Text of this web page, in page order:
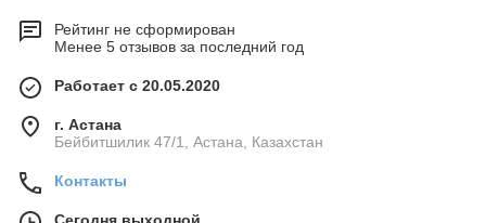
Рейтинг не сформирован
Менее 5 отзывов за последний год
Работает с 20.05.2020
г. Астана
Бейбитшилик 47/1, Астана, Казахстан
Контакты